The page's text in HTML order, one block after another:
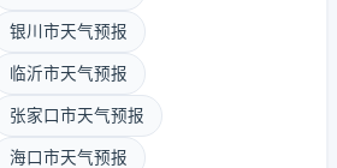
银川市天气预报
临沂市天气预报
张家口市天气预报
海口市天气预报